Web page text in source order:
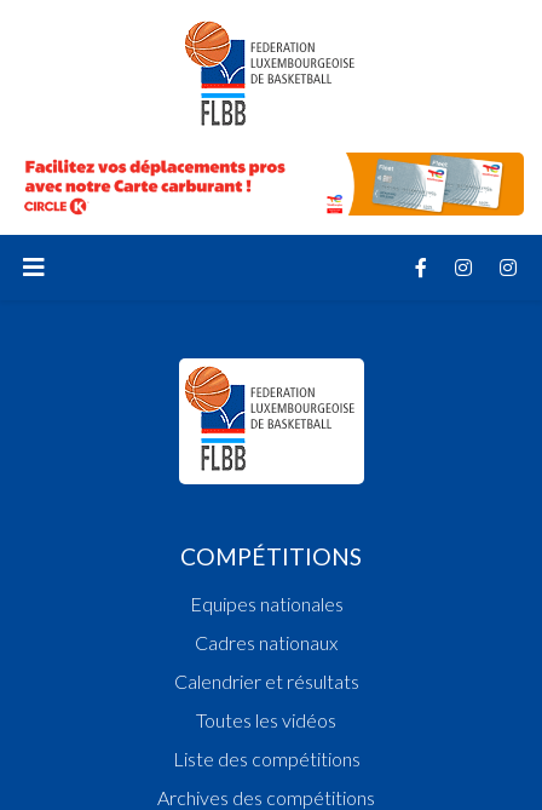
COMPÉTITIONS
Equipes nationales
Cadres nationaux
Calendrier et résultats
Toutes les vidéos
Liste des compétitions
Archives des compétitions